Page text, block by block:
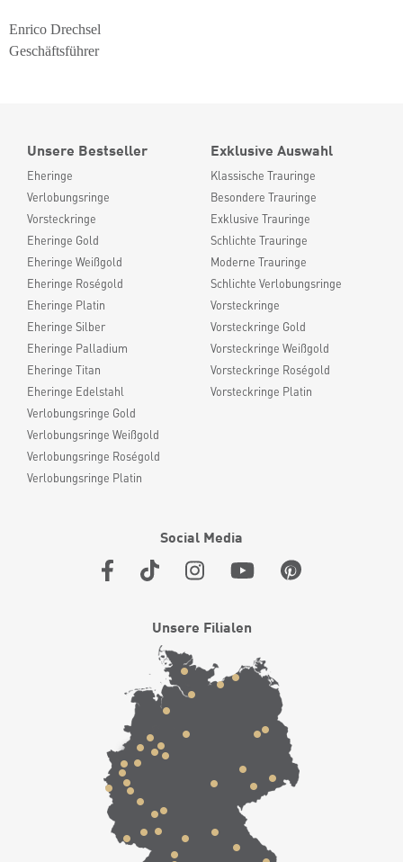
Enrico Drechsel
Geschäftsführer
Unsere Bestseller
Eheringe
Verlobungsringe
Vorsteckringe
Eheringe Gold
Eheringe Weißgold
Eheringe Roségold
Eheringe Platin
Eheringe Silber
Eheringe Palladium
Eheringe Titan
Eheringe Edelstahl
Verlobungsringe Gold
Verlobungsringe Weißgold
Verlobungsringe Roségold
Verlobungsringe Platin
Exklusive Auswahl
Klassische Trauringe
Besondere Trauringe
Exklusive Trauringe
Schlichte Trauringe
Moderne Trauringe
Schlichte Verlobungsringe
Vorsteckringe
Vorsteckringe Gold
Vorsteckringe Weißgold
Vorsteckringe Roségold
Vorsteckringe Platin
Social Media
Unsere Filialen